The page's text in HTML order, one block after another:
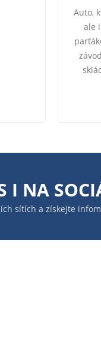
Auto,
ale
I NA
sítích a získejte